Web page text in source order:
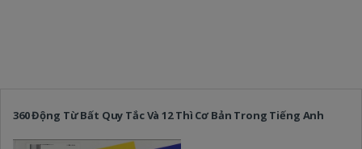
360 Động Từ Bất Quy Tắc Và 12 Thì Cơ Bản Trong Tiếng Anh